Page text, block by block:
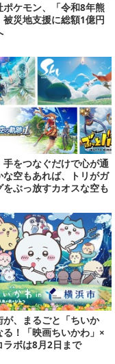
ポケモン、「令和8年熊
被災地支援に総額1億円
手をつなぐだけで心が通
な空もあれば、トリがガ
をぶっ放すカオスな空も
”がテーマのおすすめゲ
が、まるごと「ちいか
る！「映画ちいかわ」×
ラボは8月2日まで